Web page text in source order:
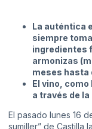
La auténtica
siempre
ingredientes
armonizas
meses hasta
El vino,
a través de
El pasado lunes 16
sumiller” de Castilla